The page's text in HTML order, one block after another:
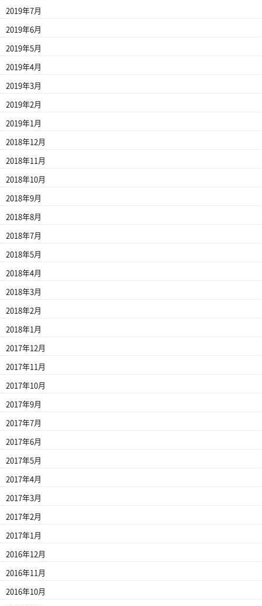
2019年7月
2019年6月
2019年5月
2019年4月
2019年3月
2019年2月
2019年1月
2018年12月
2018年11月
2018年10月
2018年9月
2018年8月
2018年7月
2018年5月
2018年4月
2018年3月
2018年2月
2018年1月
2017年12月
2017年11月
2017年10月
2017年9月
2017年7月
2017年6月
2017年5月
2017年4月
2017年3月
2017年2月
2017年1月
2016年12月
2016年11月
2016年10月